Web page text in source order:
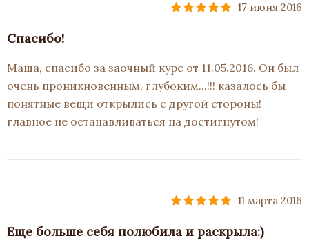
17 июня 2016
Спасибо!
Маша, спасибо за заочный курс от 11.05.2016. Он был
очень проникновенным, глубоким...!!! казалось бы
понятные вещи открылись с другой стороны!
главное не останавливаться на достигнутом!
11 марта 2016
Еще больше себя полюбила и раскрыла:)